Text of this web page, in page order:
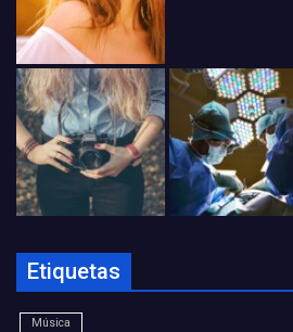
Etiquetas
Música